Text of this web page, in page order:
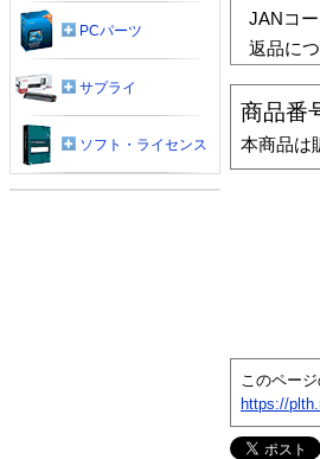
JANコー
返品に
商品番
本商品は
このページ
https://
PCパーツ
サプライ
ソフト・ライセンス